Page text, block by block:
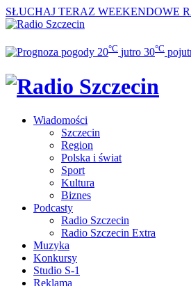
SŁUCHAJ TERAZ WEEKENDOWE
20°C jutro 30°C
Wiadomości
Szczecin
Region
Polska i świat
Sport
Kultura
Biznes
Podcasty
Radio Szczecin
Radio Szczecin Extra
Muzyka
Konkursy
Studio S-1
Reklama